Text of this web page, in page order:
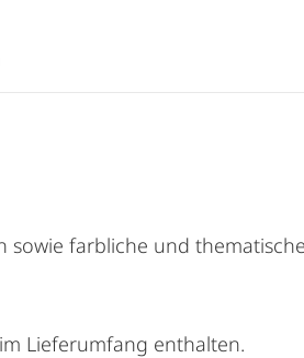
farbliche und
Lieferumfang enthalten.